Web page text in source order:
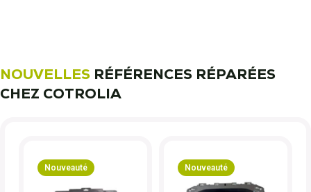
NOUVELLES RÉFÉRENCES RÉPARÉES
CHEZ COTROLIA
Nouveauté Nouveauté